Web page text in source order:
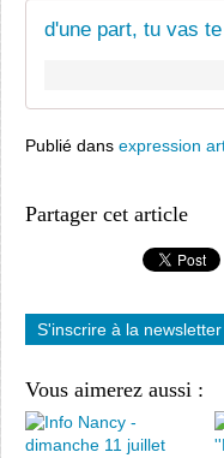
d'une part, tu vas
Publié dans expression
Partager cet article
S'inscrire à la newsletter
Vous aimerez aussi :